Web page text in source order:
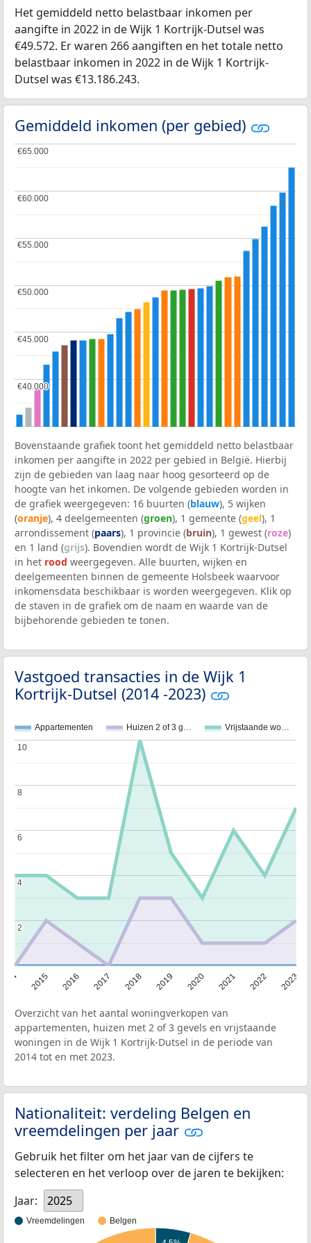
Het gemiddeld netto belastbaar inkomen per
aangifte in 2022 in de Wijk 1 Kortrijk-Dutsel was
€49.572. Er waren 266 aangiften en het totale netto
belastbaar inkomen in 2022 in de Wijk 1 Kortrijk-
Dutsel was €13.186.243.
Gemiddeld inkomen (per gebied)
€40.000
€40.000
€45.000
€45.000
€50.000
€50.000
€55.000
€55.000
€60.000
€60.000
€65.000
€65.000
Bovenstaande grafiek toont het gemiddeld netto belastbaar
inkomen per aangifte in 2022 per gebied in België. Hierbij
zijn de gebieden van laag naar hoog gesorteerd op de
hoogte van het inkomen. De volgende gebieden worden in
de grafiek weergegeven: 16 buurten (blauw), 5 wijken
(oranje), 4 deelgemeenten (groen), 1 gemeente (geel), 1
arrondissement (paars), 1 provincie (bruin), 1 gewest (roze)
en 1 land (grijs). Bovendien wordt de Wijk 1 Kortrijk-Dutsel
in het rood weergegeven. Alle buurten, wijken en
deelgemeenten binnen de gemeente Holsbeek waarvoor
inkomensdata beschikbaar is worden weergegeven. Klik op
de staven in de grafiek om de naam en waarde van de
bijbehorende gebieden te tonen.
Vastgoed transacties in de Wijk 1
Kortrijk-Dutsel (2014 -2023)
Appartementen Huizen 2 of 3 g… Vrijstaande wo…
2015 2016 2017 2018 2019 2020 2021 2022 2023
2
2
4
4
6
6
8
8
10
10
Overzicht van het aantal woningverkopen van
appartementen, huizen met 2 of 3 gevels en vrijstaande
woningen in de Wijk 1 Kortrijk-Dutsel in de periode van
2014 tot en met 2023.
Nationaliteit: verdeling Belgen en
vreemdelingen per jaar
Gebruik het filter om het jaar van de cijfers te
selecteren en het verloop over de jaren te bekijken:
Jaar:
2025
Vreemdelingen Belgen